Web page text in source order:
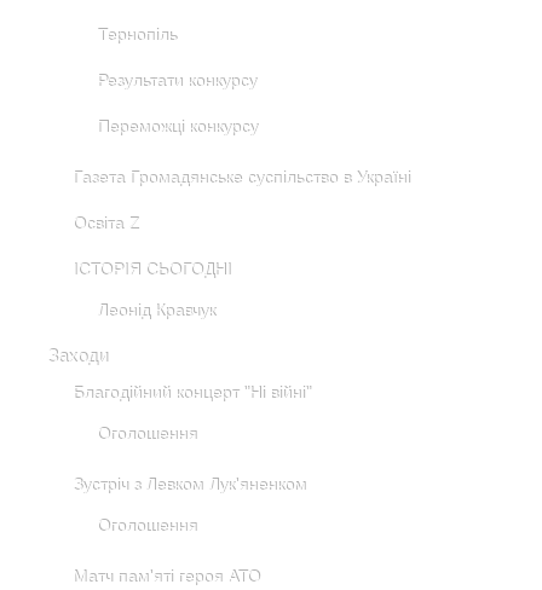
Тернопіль
Результати конкурсу
Переможці конкурсу
Газета Громадянське суспільство в Україні
Освіта Z
ІСТОРІЯ СЬОГОДНІ
Леонід Кравчук
Заходи
Благодійний концерт "Ні війні"
Оголошення
Зустріч з Левком Лук'яненком
Оголошення
Матч пам'яті героя АТО